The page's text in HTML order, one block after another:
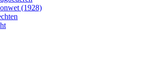
(1928)